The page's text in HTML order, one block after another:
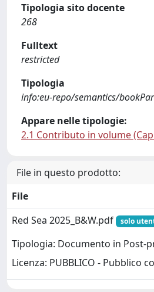
Tipologia sito docente
268
Fulltext
restricted
Tipologia
info:eu-repo/semantics/
Appare nelle tipologie:
2.1 Contributo in volume
File in questo prodotto:
File
Red Sea 2025_B&W.pdf
solo
Tipologia: Documento in Post-
Licenza: PUBBLICO - Pubblico